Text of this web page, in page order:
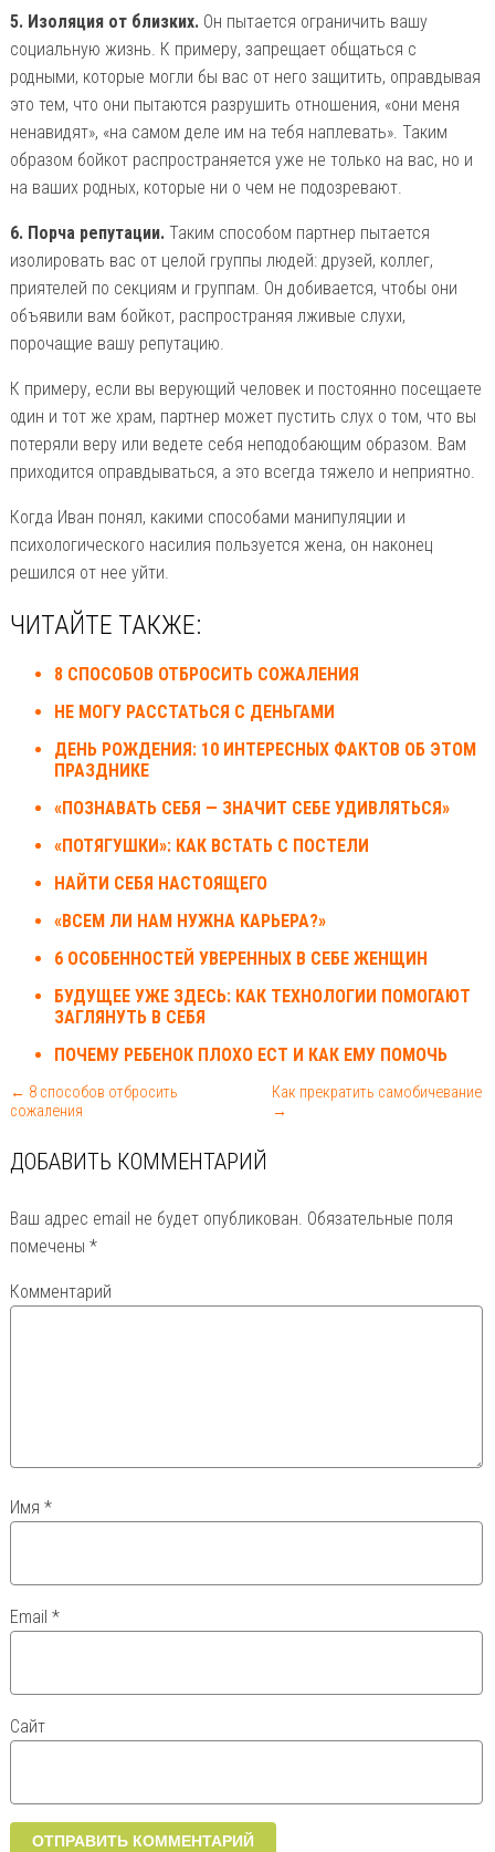
5. Изоляция от близких.Он пытается ограничить вашу
социальную жизнь. К примеру, запрещает общаться с
родными, которые могли бы вас от него защитить, оправдывая
это тем, что они пытаются разрушить отношения, «они меня
ненавидят», «на самом деле им на тебя наплевать». Таким
образом бойкот распространяется уже не только на вас, но и
на ваших родных, которые ни о чем не подозревают.
6. Порча репутации.Таким способом партнер пытается
изолировать вас от целой группы людей: друзей, коллег,
приятелей по секциям и группам. Он добивается, чтобы они
объявили вам бойкот, распространяя лживые слухи,
порочащие вашу репутацию.
К примеру, если вы верующий человек и постоянно посещаете
один и тот же храм, партнер может пустить слух о том, что вы
потеряли веру или ведете себя неподобающим образом. Вам
приходится оправдываться, а это всегда тяжело и неприятно.
Когда Иван понял, какими способами манипуляции и
психологического насилия пользуется жена, он наконец
решился от нее уйти.
ЧИТАЙТЕ ТАКЖЕ:
8 СПОСОБОВ ОТБРОСИТЬ СОЖАЛЕНИЯ
НЕ МОГУ РАССТАТЬСЯ С ДЕНЬГАМИ
ДЕНЬ РОЖДЕНИЯ: 10 ИНТЕРЕСНЫХ ФАКТОВ ОБ ЭТОМ
ПРАЗДНИКЕ
«ПОЗНАВАТЬ СЕБЯ — ЗНАЧИТ СЕБЕ УДИВЛЯТЬСЯ»
«ПОТЯГУШКИ»: КАК ВСТАТЬ С ПОСТЕЛИ
НАЙТИ СЕБЯ НАСТОЯЩЕГО
«ВСЕМ ЛИ НАМ НУЖНА КАРЬЕРА?»
6 ОСОБЕННОСТЕЙ УВЕРЕННЫХ В СЕБЕ ЖЕНЩИН
БУДУЩЕЕ УЖЕ ЗДЕСЬ: КАК ТЕХНОЛОГИИ ПОМОГАЮТ
ЗАГЛЯНУТЬ В СЕБЯ
ПОЧЕМУ РЕБЕНОК ПЛОХО ЕСТ И КАК ЕМУ ПОМОЧЬ
← 8 способов отбросить
сожаления
Как прекратить самобичевание
→
ДОБАВИТЬ КОММЕНТАРИЙ
Ваш адрес email не будет опубликован. Обязательные поля
помечены *
Комментарий
Имя *
Email *
Сайт